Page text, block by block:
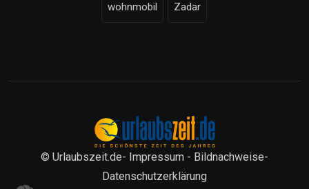
wohnmobil Zadar
© Urlaubszeit.de- Impressum - Bildnachweise-
Datenschutzerklärung